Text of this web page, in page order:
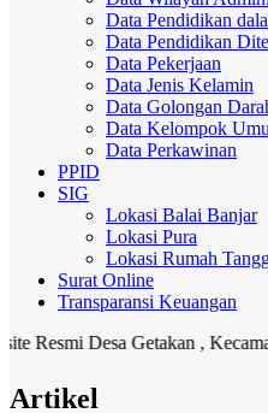
Data Pendidikan
Data Pendidikan
Data Pekerjaan
Data Jenis Kelamin
Data Golongan
Data Kelompok
Data Perkawinan
PPID
SIG
Lokasi Balai Banjar
Lokasi Pura
Lokasi Rumah
Surat Online
Transparansi Keuangan
Desa Getakan ,
Artikel